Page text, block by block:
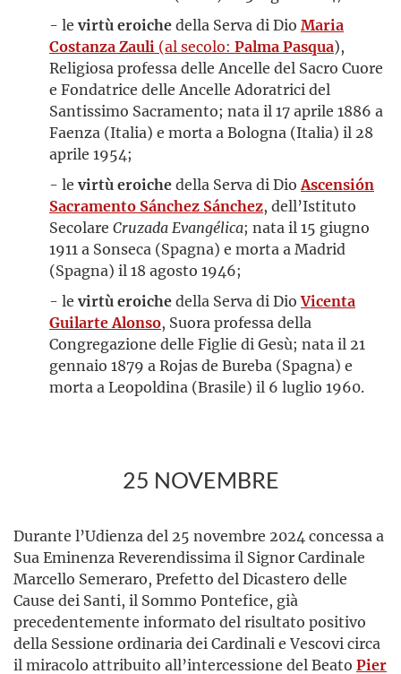
- le virtù eroichedella Serva di Dio Maria
Costanza Zauli (al secolo: Palma Pasqua),
Religiosa professa delle Ancelle del Sacro Cuore
e Fondatrice delle Ancelle Adoratrici del
Santissimo Sacramento; nata il 17 aprile 1886 a
Faenza (Italia) e morta a Bologna (Italia) il 28
aprile 1954;
- le virtù eroichedella Serva di Dio Ascensión
Sacramento Sánchez Sánchez, dell’Istituto
Secolare Cruzada Evangélica; nata il 15 giugno
1911 a Sonseca (Spagna) e morta a Madrid
(Spagna) il 18 agosto 1946;
- le virtù eroichedella Serva di DioVicenta
Guilarte Alonso, Suora professa della
Congregazione delle Figlie di Gesù; nata il 21
gennaio 1879 a Rojas de Bureba (Spagna) e
morta a Leopoldina (Brasile) il 6 luglio 1960.
25 NOVEMBRE
Durante l’Udienza del 25 novembre 2024 concessa a
Sua Eminenza Reverendissima il Signor Cardinale
Marcello Semeraro, Prefetto del Dicastero delle
Cause dei Santi, il Sommo Pontefice, già
precedentemente informato del risultato positivo
della Sessione ordinaria dei Cardinali e Vescovi circa
il miracolo attribuito all’intercessione del Beato Pier